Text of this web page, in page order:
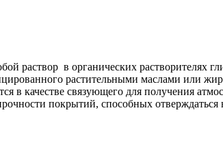
раствор в органических растворителях
растительными маслами или
качестве связующего для получения
покрытий, способных отверждаться